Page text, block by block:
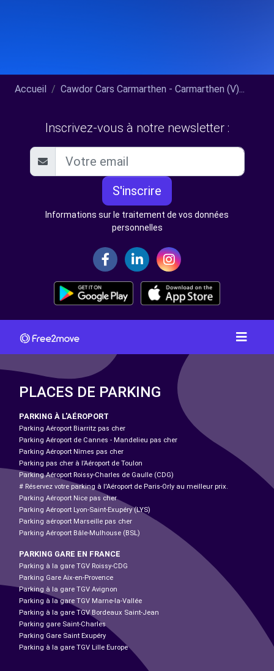
Accueil Cawdor Cars Carmarthen - Carmarthen (V)...
Inscrivez-vous à notre newsletter :
S'inscrire
Informations sur le traitement de vos données
personnelles
PLACES DE PARKING
PARKING À L'AÉROPORT
Parking Aéroport Biarritz pas cher
Parking Aéroport de Cannes - Mandelieu pas cher
Parking Aéroport Nîmes pas cher
Parking pas cher à l’Aéroport de Toulon
Parking Aéroport Roissy-Charles de Gaulle (CDG)
# Réservez votre parking à l'Aéroport de Paris-Orly au meilleur prix.
Parking Aéroport Nice pas cher
Parking Aéroport Lyon-Saint-Exupéry (LYS)
Parking aéroport Marseille pas cher
Parking Aéroport Bâle-Mulhouse (BSL)
PARKING GARE EN FRANCE
Parking à la gare TGV Roissy-CDG
Parking Gare Aix-en-Provence
Parking à la gare TGV Avignon
Parking à la gare TGV Marne-la-Vallée
Parking à la gare TGV Bordeaux Saint-Jean
Parking gare Saint-Charles
Parking Gare Saint Exupéry
Parking à la gare TGV Lille Europe